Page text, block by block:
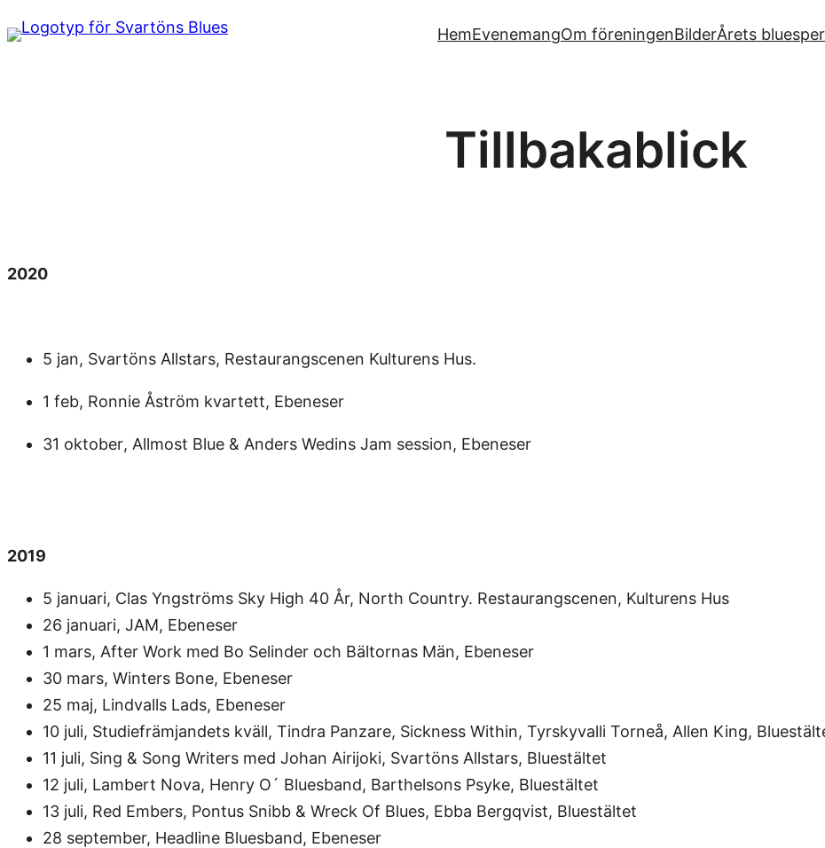
Hoppa
till
HemEvenemangOm föreningenBilderÅrets
Tillbakablick
2020
5 jan, Svartöns Allstars, Restaurangscenen Kulturens Hus.
1 feb, Ronnie Åström kvartett, Ebeneser
31 oktober, Allmost Blue & Anders Wedins Jam session, Ebeneser
2019
5 januari, Clas Yngströms Sky High 40 År, North Country. Restaurangscenen, Kulturens Hus
26 januari, JAM, Ebeneser
1 mars, After Work med Bo Selinder och Bältornas Män, Ebeneser
30 mars, Winters Bone, Ebeneser
25 maj, Lindvalls Lads, Ebeneser
10 juli, Studiefrämjandets kväll, Tindra Panzare, Sickness Within, Tyrskyvalli Torneå, Allen King,
11 juli, Sing & Song Writers med Johan Airijoki, Svartöns Allstars, Bluestältet
12 juli, Lambert Nova, Henry O´ Bluesband, Barthelsons Psyke, Bluestältet
13 juli, Red Embers, Pontus Snibb & Wreck Of Blues, Ebba Bergqvist, Bluestältet
28 september, Headline Bluesband, Ebeneser